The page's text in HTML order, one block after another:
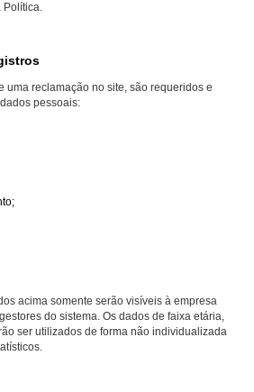
Política.
uma reclamação no site, são requeridos e
pessoais:
acima somente serão visíveis à empresa
do sistema. Os dados de faixa etária,
ser utilizados de forma não individualizada